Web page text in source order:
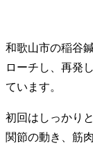
和歌山市の稲谷
ローチし、再発
ています。
初回はしっかり
関節の動き、筋